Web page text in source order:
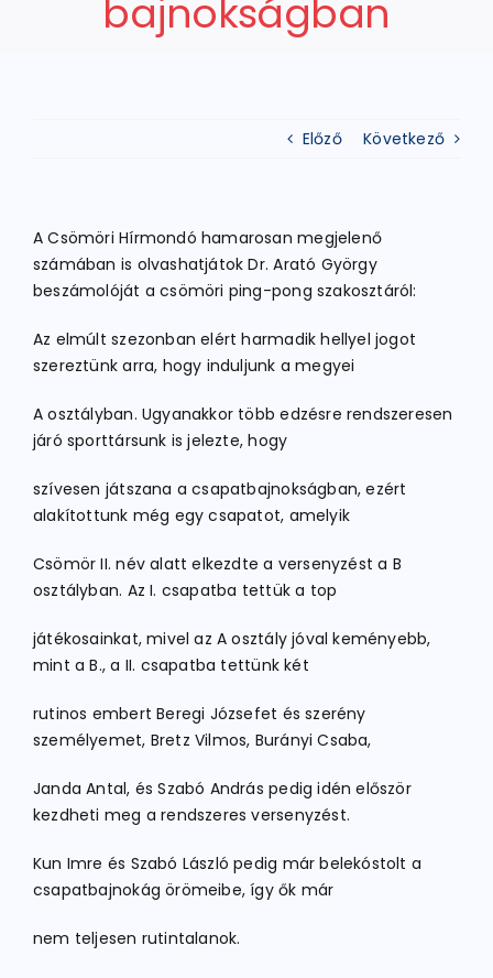
PÁLYÁK
ELÉRHETŐSÉGEK
TAGDÍJ BEFIZETÉS
bajnokságban
Előző Következő
A Csömöri Hírmondó hamarosan megjelenő
számában is olvashatjátok Dr. Arató György
beszámolóját a csömöri ping-pong szakosztáról:
Az elmúlt szezonban elért harmadik hellyel jogot
szereztünk arra, hogy induljunk a megyei
A osztályban. Ugyanakkor több edzésre rendszeresen
járó sporttársunk is jelezte, hogy
szívesen játszana a csapatbajnokságban, ezért
alakítottunk még egy csapatot, amelyik
Csömör II. név alatt elkezdte a versenyzést a B
osztályban. Az I. csapatba tettük a top
játékosainkat, mivel az A osztály jóval keményebb,
mint a B., a II. csapatba tettünk két
rutinos embert Beregi Józsefet és szerény
személyemet, Bretz Vilmos, Burányi Csaba,
Janda Antal, és Szabó András pedig idén először
kezdheti meg a rendszeres versenyzést.
Kun Imre és Szabó László pedig már belekóstolt a
csapatbajnokág örömeibe, így ők már
nem teljesen rutintalanok.